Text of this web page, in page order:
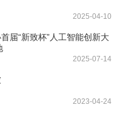
2025-04-10
届“新致杯”人工智能创新大
2025-07-14
2023-04-24